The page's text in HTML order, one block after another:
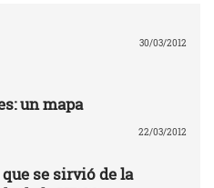
30/03/2012
un mapa
22/03/2012
se sirvió de la